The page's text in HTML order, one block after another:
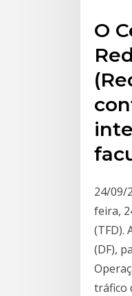
O
24/09/
feira,
(TFD).
(DF),
tráfico